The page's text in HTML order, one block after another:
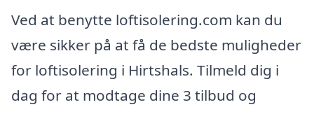
Ved at benytte loftisolering.com kan du
være sikker på at få de bedste muligheder
for loftisolering i Hirtshals. Tilmeld dig i
dag for at modtage dine 3 tilbud og